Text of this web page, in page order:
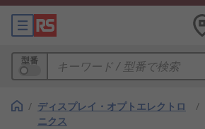
型番
/ ディスプレイ・オプトエレクトロ
ニクス
/